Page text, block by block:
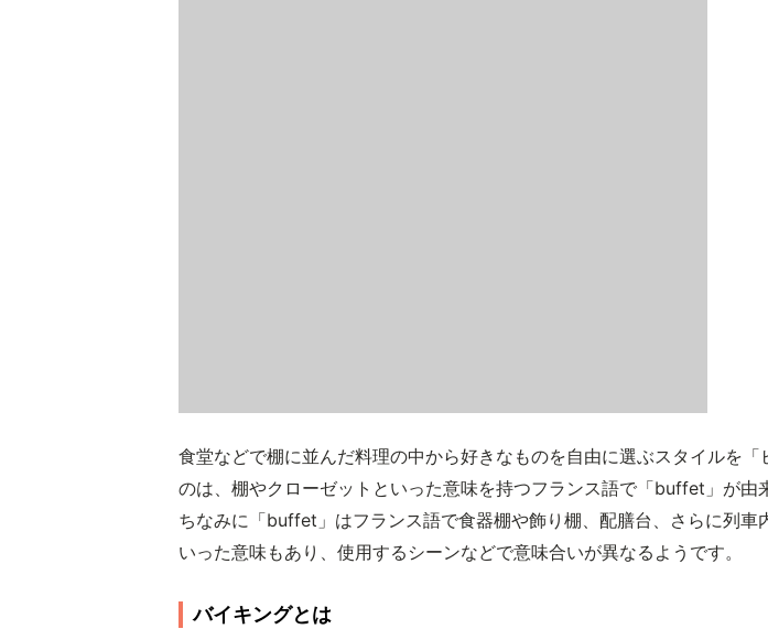
食堂などで棚に並んだ料理の中から好きなものを自由に選ぶスタイルを「
のは、棚やクローゼットといった意味を持つフランス語で「buffet」が由
ちなみに「buffet」はフランス語で食器棚や飾り棚、配膳台、さらに列車
いった意味もあり、使用するシーンなどで意味合いが異なるようです。
バイキングとは